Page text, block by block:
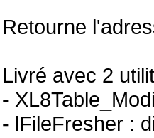
Retourne
Livré avec 2
-
- lFileFresher :